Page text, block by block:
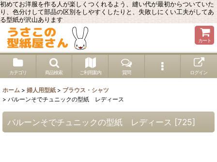
初めてお洋服を作る人が楽しくつくれるよう、縫い代が最初からついていた
り、色分けして部品の区別をしやすくしたりと、失敗しにくい工夫がしてあ
る型紙が沢山あります
カート
カテゴリ 商品検索 ご利用案内 質問 ログイン
ホーム > 婦人用型紙 > ブラウス・シャツ
> バルーンそでチュニックの型紙 レディース
バルーンそでチュニックの型紙 レディース [725]